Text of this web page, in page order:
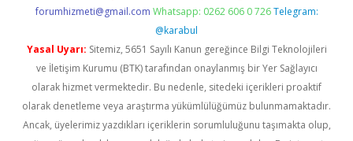
forumhizmeti@gmail.com Whatsapp: 0262 606 0 726 Telegram:
@karabul
Yasal Uyarı: Sitemiz, 5651 Sayılı Kanun gereğince Bilgi Teknolojileri
ve İletişim Kurumu (BTK) tarafından onaylanmış bir Yer Sağlayıcı
olarak hizmet vermektedir. Bu nedenle, sitedeki içerikleri proaktif
olarak denetleme veya araştırma yükümlülüğümüz bulunmamaktadır.
Ancak, üyelerimiz yazdıkları içeriklerin sorumluluğunu taşımakta olup,